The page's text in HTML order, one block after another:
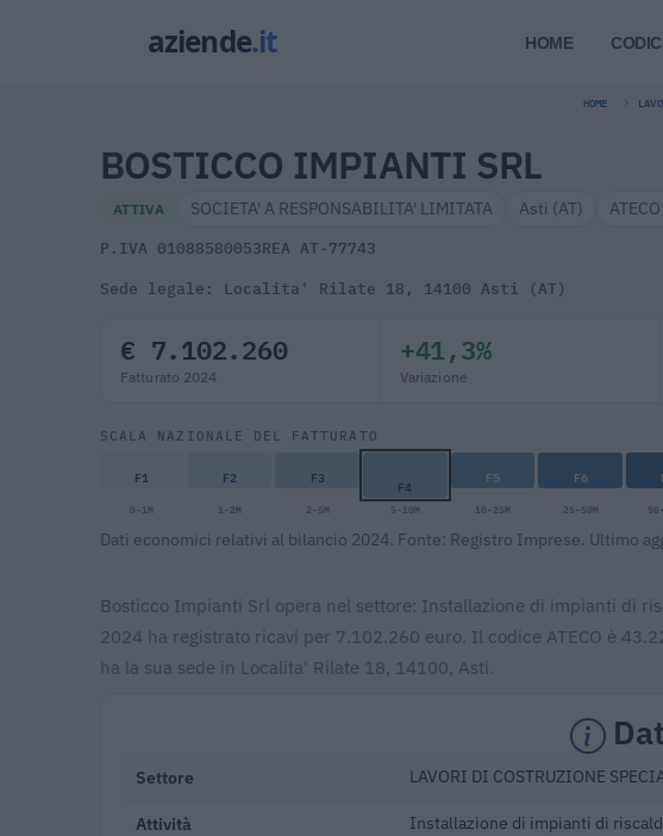
HOME
HOME
BOSTICCO IMPIANTI SRL
ATTIVA SOCIETA' A RESPONSABILITA' LIMITATA Asti (AT)
P.IVA 01088580053REA AT-77743
Sede legale: Localita' Rilate 18, 14100 Asti (AT)
€ 7.102.260
Fatturato 2024
+41,3%
Variazione
SCALA NAZIONALE DEL FATTURATO
F1 F2 F3 F4 F5 F6
0-1M 1-2M 2-5M 5-10M 10-25M 25-50M
Dati economici relativi al bilancio 2024. Fonte: Registro Imprese. Ultimo
Bosticco Impianti Srl opera nel settore: Installazione di impianti di
2024 ha registrato ricavi per 7.102.260 euro. Il codice ATECO è
ha la sua sede in Localita' Rilate 18, 14100, Asti.
Settore LAVORI DI COSTRUZIONE
Attività Installazione di impianti di